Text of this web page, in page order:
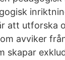
att utforska
avviker
skapar